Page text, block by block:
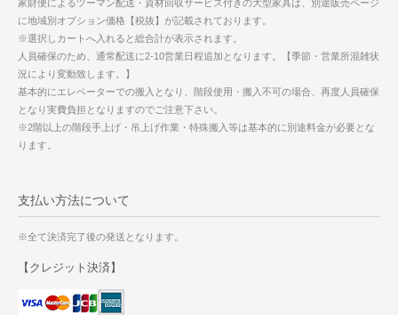
家財便によるツーマン配送・資材回収サービス付きの大型家具は、別途販売ページ
に地域別オプション価格【税抜】が記載されております。
※選択しカートへ入れると総合計が表示されます。
人員確保のため、通常配送に2-10営業日程追加となります。【季節・営業所混雑状
況により変動致します。】
基本的にエレベーターでの搬入となり、階段使用・搬入不可の場合、再度人員確保
となり実費負担となりますのでご注意下さい。
※2階以上の階段手上げ・吊上げ作業・特殊搬入等は基本的に別途料金が必要とな
ります。
支払い方法について
※全て決済完了後の発送となります。
【クレジット決済】